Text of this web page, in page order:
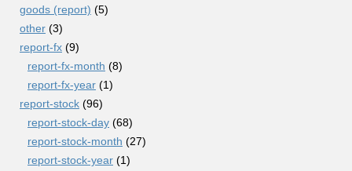
goods (report) (5)
other (3)
report-fx (9)
report-fx-month (8)
report-fx-year (1)
report-stock (96)
report-stock-day (68)
report-stock-month (27)
report-stock-year (1)